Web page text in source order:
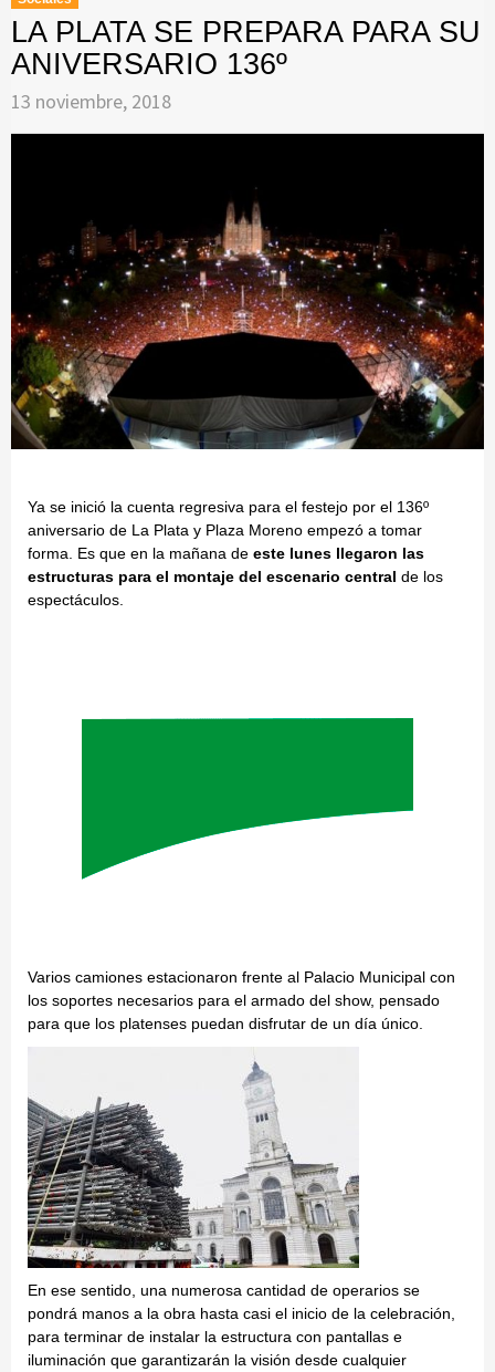
LA PLATA SE PREPARA PARA SU
ANIVERSARIO 136º
13 noviembre, 2018
Ya se inició la cuenta regresiva para el festejo por el 136º
aniversario de La Plata y Plaza Moreno empezó a tomar
forma. Es que en la mañana de este lunes llegaron las
estructuras para el montaje del escenario central de los
espectáculos.
Varios camiones estacionaron frente al Palacio Municipal con
los soportes necesarios para el armado del show, pensado
para que los platenses puedan disfrutar de un día único.
En ese sentido, una numerosa cantidad de operarios se
pondrá manos a la obra hasta casi el inicio de la celebración,
para terminar de instalar la estructura con pantallas e
iluminación que garantizarán la visión desde cualquier